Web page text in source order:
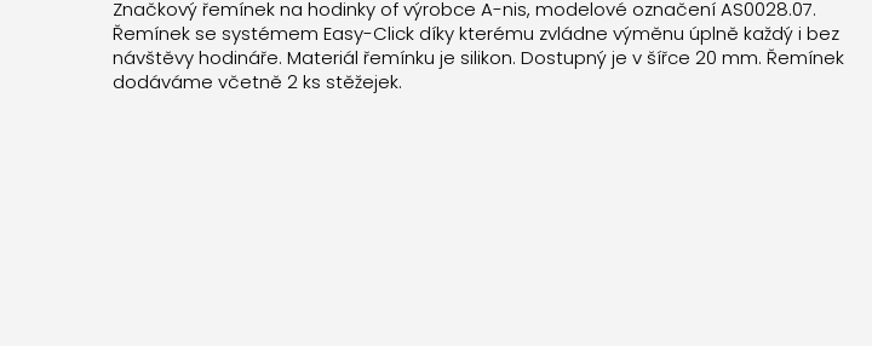
Značkový řemínek na hodinky of výrobce A-nis, modelové označení AS0028.07.
Řemínek se systémem Easy-Click díky kterému zvládne výměnu úplně každý i bez
návštěvy hodináře. Materiál řemínku je silikon. Dostupný je v šířce 20 mm. Řemínek
dodáváme včetně 2 ks stěžejek.